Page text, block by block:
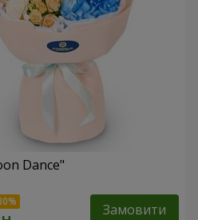
Dance"
Замовити